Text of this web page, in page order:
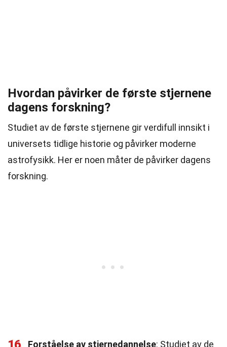
Hvordan påvirker de første stjernene
dagens forskning?
Studiet av de første stjernene gir verdifull innsikt i
universets tidlige historie og påvirker moderne
astrofysikk. Her er noen måter de påvirker dagens
forskning.
Forståelse av stjernedannelse: Studiet av de